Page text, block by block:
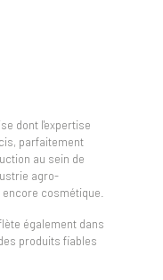
dont l'expertise
parfaitement
au sein de
agro-
cosmétique.
également dans
produits fiables